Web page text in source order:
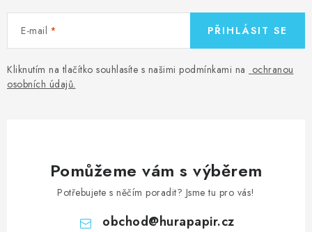
E-mail
Kliknutím na tlačítko souhlasíte s našimi podmínkami na ochranou
osobních údajů.
PŘIHLÁSIT SE
Pomůžeme vám s výběrem
Potřebujete s něčím poradit? Jsme tu pro vás!
obchod@hurapapir.cz